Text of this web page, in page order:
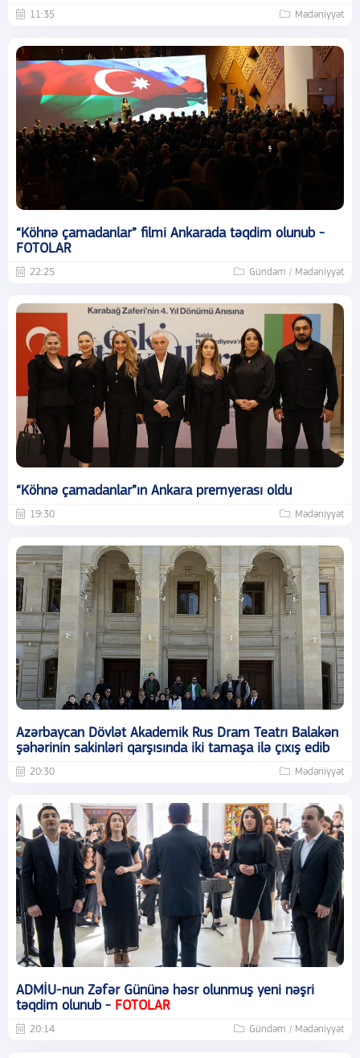
11:35 Mədəniyyət
“Köhnə çamadanlar” filmi Ankarada təqdim olunub -
FOTOLAR
22:25 Gündəm / Mədəniyyət
“Köhnə çamadanlar”ın Ankara premyerası oldu
19:30 Mədəniyyət
Azərbaycan Dövlət Akademik Rus Dram Teatrı Balakən
şəhərinin sakinləri qarşısında iki tamaşa ilə çıxış edib
20:30 Mədəniyyət
ADMİU-nun Zəfər Gününə həsr olunmuş yeni nəşri
təqdim olunub - FOTOLAR
20:14 Gündəm / Mədəniyyət